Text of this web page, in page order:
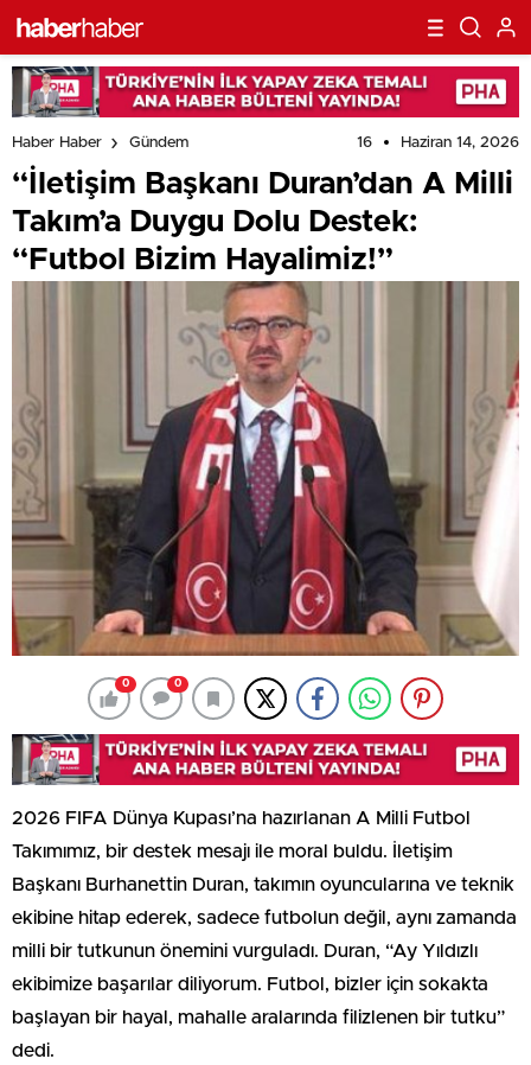
Haber Haber Gündem 16 Haziran 14, 2026
“İletişim Başkanı Duran’dan A Milli
Takım’a Duygu Dolu Destek:
“Futbol Bizim Hayalimiz!”
0 0
2026 FIFA Dünya Kupası’na hazırlanan A Milli Futbol
Takımımız, bir destek mesajı ile moral buldu. İletişim
Başkanı Burhanettin Duran, takımın oyuncularına ve teknik
ekibine hitap ederek, sadece futbolun değil, aynı zamanda
milli bir tutkunun önemini vurguladı. Duran, “Ay Yıldızlı
ekibimize başarılar diliyorum. Futbol, bizler için sokakta
başlayan bir hayal, mahalle aralarında filizlenen bir tutku”
dedi.